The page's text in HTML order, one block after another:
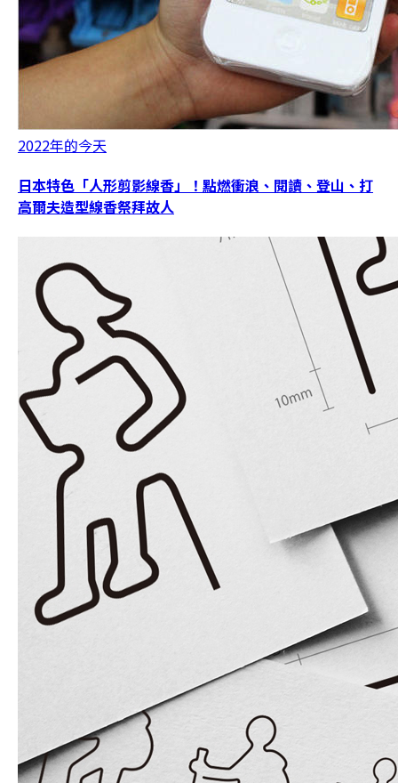
2022年的今天
日本特色「人形剪影線香」！點燃衝浪、閱讀、登山、打
高爾夫造型線香祭拜故人